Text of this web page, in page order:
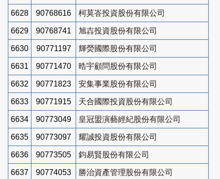
6628 90768616 柯莫峇投資股份有限公司
6629 90768741 旭壵投資股份有限公司
6630 90771197 輝熒國際股份有限公司
6631 90771470 晧宇顧問股份有限公司
6632 90771823 安集事業股份有限公司
6633 90771915 天合國際投資股份有限公司
6634 90773049 皇冠盟演藝經紀股份有限公司
6635 90773097 耀誠投資股份有限公司
6636 90773505 鈞易賢股份有限公司
6637 90774053 勝治資產管理股份有限公司